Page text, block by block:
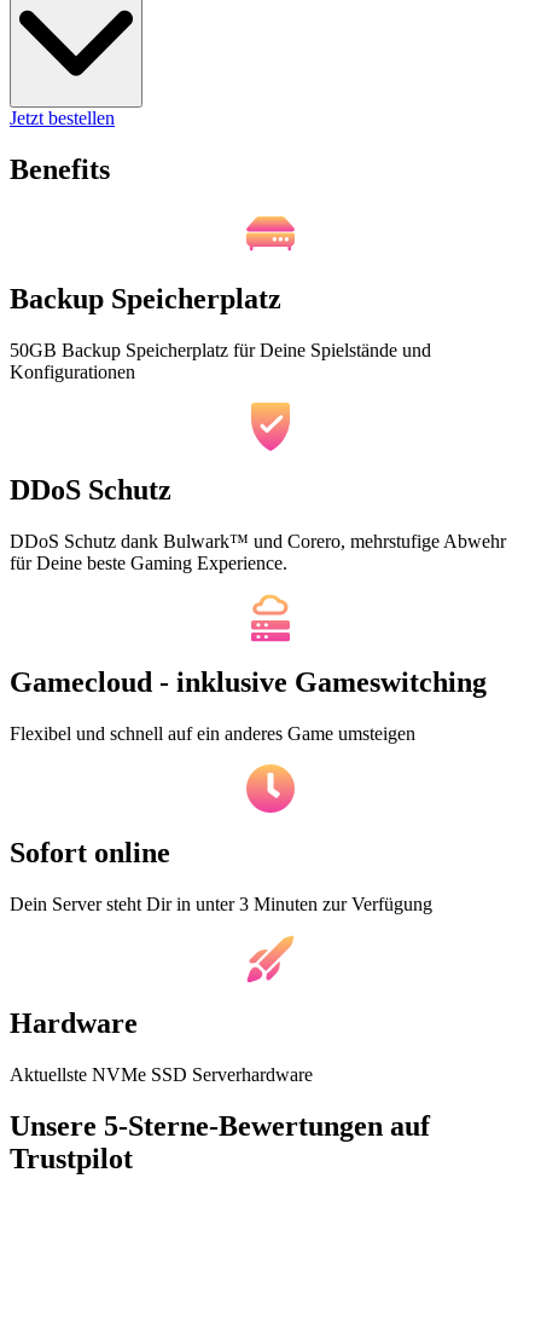
Jetzt bestellen
Benefits
Backup Speicherplatz
50GB Backup Speicherplatz für Deine Spielstände und
Konfigurationen
DDoS Schutz
DDoS Schutz dank Bulwark™ und Corero, mehrstufige Abwehr
für Deine beste Gaming Experience.
Gamecloud - inklusive Gameswitching
Flexibel und schnell auf ein anderes Game umsteigen
Sofort online
Dein Server steht Dir in unter 3 Minuten zur Verfügung
Hardware
Aktuellste NVMe SSD Serverhardware
Unsere 5-Sterne-Bewertungen auf
Trustpilot